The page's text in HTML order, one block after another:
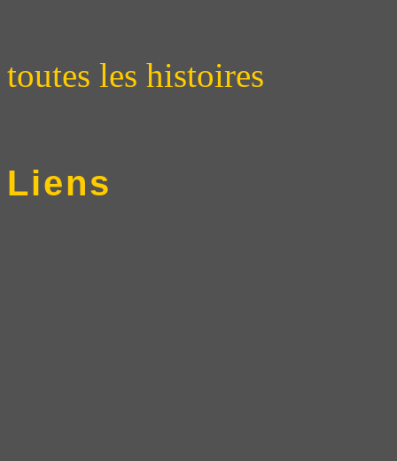
toutes les histoires
Liens